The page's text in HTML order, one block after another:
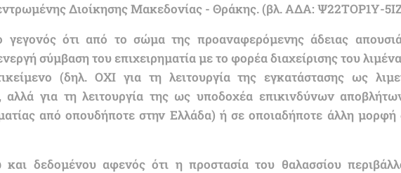
Διοίκησης Μακεδονίας - Θράκης. (βλ. ΑΔΑ: Ψ22ΤΟΡ1Υ-
ότι από το σώμα της προαναφερόμενης άδειας
σύμβαση του επιχειρηματία με το φορέα διαχείρισης του
(δηλ. ΟΧΙ για τη λειτουργία της εγκατάστασης ως
αλλά για τη λειτουργία της ως υποδοχέα επικινδύνων
από οπουδήποτε στην Ελλάδα) ή σε οποιαδήποτε άλλη μορφή
δεδομένου αφενός ότι η προστασία του θαλασσίου